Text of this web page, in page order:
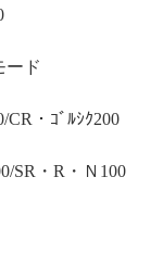
ード
・ｺﾞﾙｼｸ200
SR・R・Ｎ100